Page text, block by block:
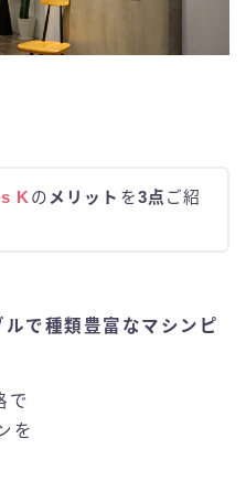
K の メリット を3点 ご紹
で種類豊富なマシンピ
で
を